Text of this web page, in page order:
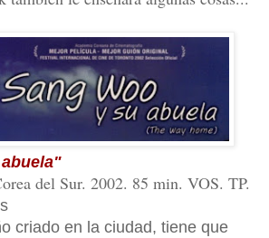
del Sur. 2002. 85 min. VOS. TP.
criado en la ciudad, tiene que